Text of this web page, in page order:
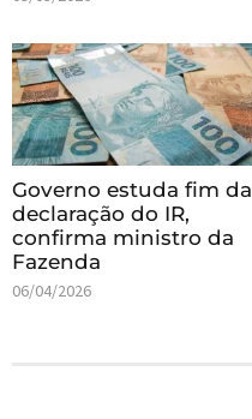
Governo estuda fim da
declaração do IR,
confirma ministro da
Fazenda
06/04/2026